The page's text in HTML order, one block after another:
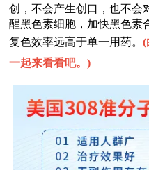
创，不会产生创口，也不会
醒黑色素细胞，加快黑色素
复色效率远高于单一用药。(
一起来看看吧。)